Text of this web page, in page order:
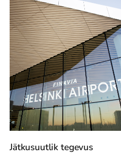
Jätkusuutlik tegevus